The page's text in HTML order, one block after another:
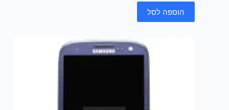
הוספה לסל